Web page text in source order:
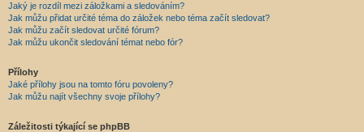
Jaký je rozdíl mezi záložkami a sledováním?
Jak můžu přidat určité téma do záložek nebo téma začít sledovat?
Jak můžu začít sledovat určité fórum?
Jak můžu ukončit sledování témat nebo fór?
Přílohy
Jaké přílohy jsou na tomto fóru povoleny?
Jak můžu najít všechny svoje přílohy?
Záležitosti týkající se phpBB